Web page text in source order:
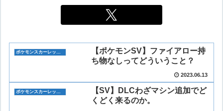
ポケモンスカーレット・バイオレット(ポケモンSV)
【ポケモンSV】ファイアロー持
ち物なしってどういうこと？
2023.06.13
ポケモンスカーレット・バイオレット(ポケモンSV)
【SV】DLCわざマシン追加でど
くどく来るのか。